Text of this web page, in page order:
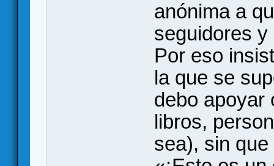
anónima a
seguidores
Por eso
la que se
debo apoyar
libros,
sea), sin